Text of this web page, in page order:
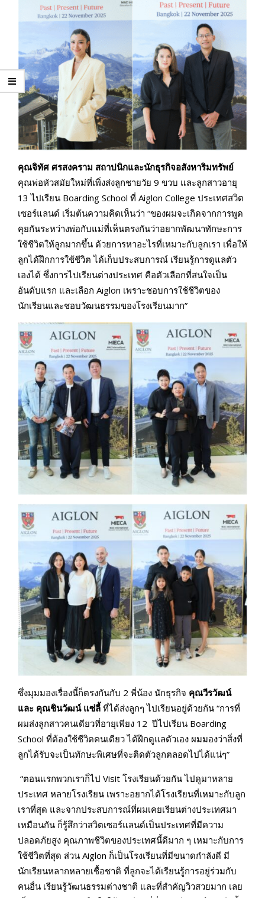
คุณจิทัศ ศรสงคราม สถาปนิกและนักธุรกิจอสังหาริมทรัพย์
คุณพ่อหัวสมัยใหม่ที่เพิ่งส่งลูกชายวัย 9 ขวบ และลูกสาวอายุ
13 ไปเรียน Boarding School ที่ Aiglon College ประเทศสวิต
เซอร์แลนด์ เริ่มต้นความคิดเห็นว่า “ของผมจะเกิดจากการพูด
คุยกันระหว่างพ่อกับแม่ที่เห็นตรงกันว่าอยากพัฒนาทักษะการ
ใช้ชีวิตให้ลูกมากขึ้น ด้วยการหาอะไรที่เหมาะกับลูกเรา เพื่อให้
ลูกได้ฝึกการใช้ชีวิต ได้เก็บประสบการณ์ เรียนรู้การดูแลตัว
เองได้ ซึ่งการไปเรียนต่างประเทศ คือตัวเลือกที่สนใจเป็น
อันดับแรก และเลือก Aiglon เพราะชอบการใช้ชีวิตของ
นักเรียนและชอบวัฒนธรรมของโรงเรียนมาก”
ซึ่งมุมมองเรื่องนี้ก็ตรงกันกับ 2 พี่น้อง นักธุรกิจ คุณวีรวัฒน์
และ คุณชินวัฒน์ แซ่ลี้ ที่ได้ส่งลูกๆ ไปเรียนอยู่ด้วยกัน “การที่
ผมส่งลูกสาวคนเดียวที่อายุเพียง 12 ปีไปเรียน Boarding
School ที่ต้องใช้ชีวิตคนเดียว ได้ฝึกดูแลตัวเอง ผมมองว่าสิ่งที่
ลูกได้รับจะเป็นทักษะพิเศษที่จะติดตัวลูกตลอดไปได้แน่ๆ”
“ตอนแรกพวกเราก็ไป Visit โรงเรียนด้วยกัน ไปดูมาหลาย
ประเทศ หลายโรงเรียน เพราะอยากได้โรงเรียนที่เหมาะกับลูก
เราที่สุด และจากประสบการณ์ที่ผมเคยเรียนต่างประเทศมา
เหมือนกัน ก็รู้สึกว่าสวิตเซอร์แลนด์เป็นประเทศที่มีความ
ปลอดภัยสูง คุณภาพชีวิตของประเทศนี้ดีมาก ๆ เหมาะกับการ
ใช้ชีวิตที่สุด ส่วน Aiglon ก็เป็นโรงเรียนที่มีขนาดกำลังดี มี
นักเรียนหลากหลายเชื้อชาติ ที่ลูกจะได้เรียนรู้การอยู่ร่วมกับ
คนอื่น เรียนรู้วัฒนธรรมต่างชาติ และที่สำคัญวิวสวยมาก เลย